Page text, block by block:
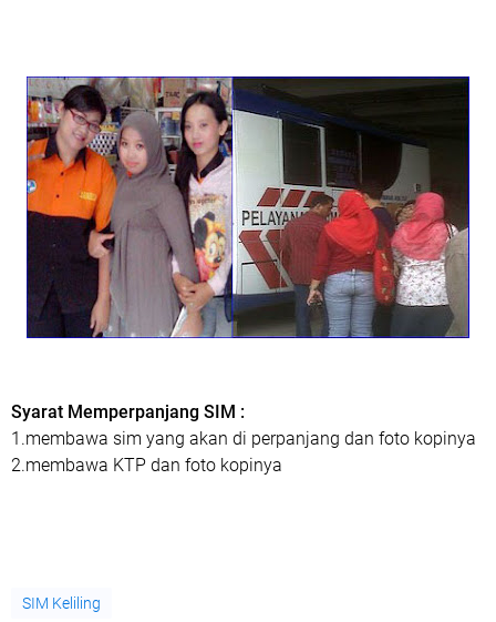
Syarat Memperpanjang SIM :
1.membawa sim yang akan di perpanjang dan foto kopinya
2.membawa KTP dan foto kopinya
SIM Keliling